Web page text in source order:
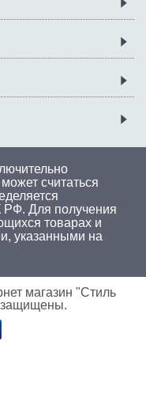
считаться
РФ. Для получения
товарах и
, указанными на
магазин "Стиль